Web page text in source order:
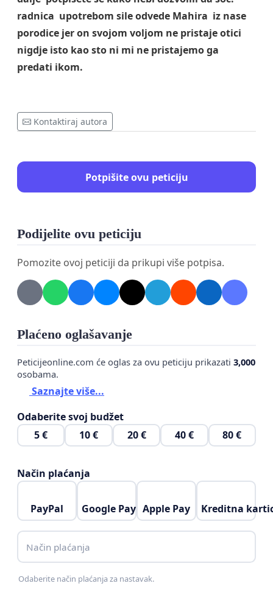
radnica upotrebom sile odvede Mahira iz nase
porodice jer on svojom voljom ne pristaje otici
nigdje isto kao sto ni mi ne pristajemo ga
predati ikom.
Kontaktiraj autora
Potpišite ovu peticiju
Podijelite ovu peticiju
Pomozite ovoj peticiji da prikupi više potpisa.
Plaćeno oglašavanje
Peticijeonline.com će oglas za ovu peticiju prikazati 3,000
osobama.
Saznajte više...
Odaberite svoj budžet
5 €
10 € 20 € 40 € 80 €
Način plaćanja
PayPal Google Pay Apple Pay Kreditna
Način plaćanja
Odaberite način plaćanja za nastavak.